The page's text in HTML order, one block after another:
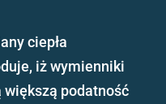
ciepła
iż wymienniki
większą podatność